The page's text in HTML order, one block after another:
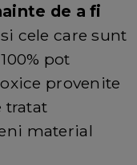
de a fi
cele care sunt
pot
provenite
tratat
material